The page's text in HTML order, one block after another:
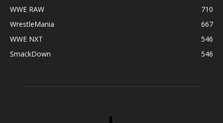
WWE RAW
710
WrestleMania
667
WWE NXT
546
SmackDown
546